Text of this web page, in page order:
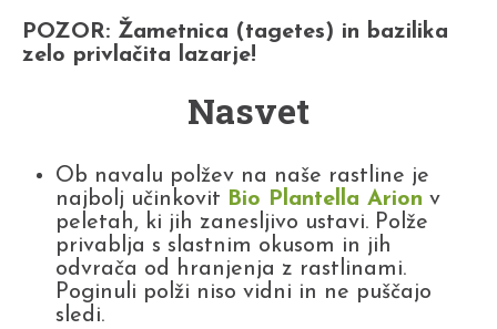
POZOR: Žametnica (tagetes) in bazilika
zelo privlačita lazarje!
Nasvet
Ob navalu polžev na naše rastline je
najbolj učinkovit Bio Plantella Arion v
peletah, ki jih zanesljivo ustavi. Polže
privablja s slastnim okusom in jih
odvrača od hranjenja z rastlinami.
Poginuli polži niso vidni in ne puščajo
sledi.